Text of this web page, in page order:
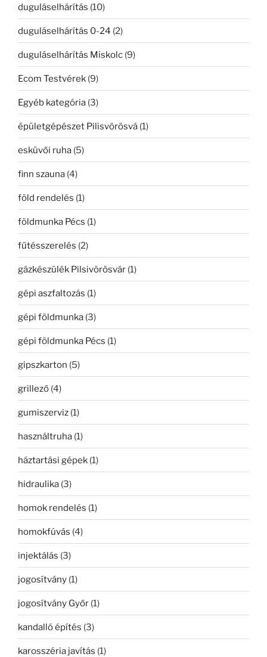
duguláselhárítás (10)
duguláselhárítás 0-24 (2)
duguláselhárítás Miskolc (9)
Ecom Testvérek (9)
Egyéb kategória (3)
épületgépészet Pilisvörösvá (1)
esküvői ruha (5)
finn szauna (4)
föld rendelés (1)
földmunka Pécs (1)
fűtésszerelés (2)
gázkészülék Pilsivörösvár (1)
gépi aszfaltozás (1)
gépi földmunka (3)
gépi földmunka Pécs (1)
gipszkarton (5)
grillező (4)
gumiszerviz (1)
használtruha (1)
háztartási gépek (1)
hidraulika (3)
homok rendelés (1)
homokfúvás (4)
injektálás (3)
jogosítvány (1)
jogosítvány Győr (1)
kandalló építés (3)
karosszéria javítás (1)